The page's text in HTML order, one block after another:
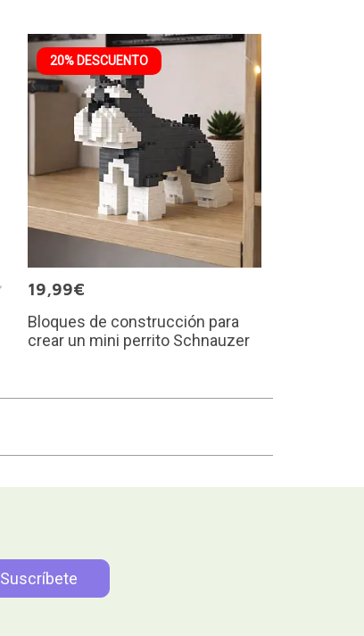
20% DESCUENTO
19,99€
Bloques de construcción para
crear un mini perrito Schnauzer